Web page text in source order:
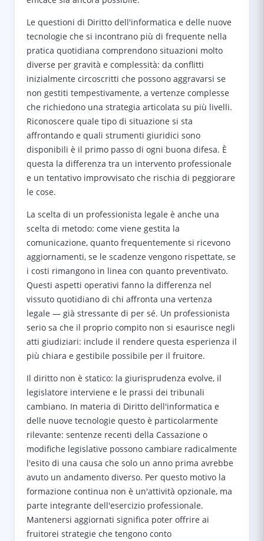
Le questioni di Diritto dell'informatica e delle nuove
tecnologie che si incontrano più di frequente nella
pratica quotidiana comprendono situazioni molto
diverse per gravità e complessità: da conflitti
inizialmente circoscritti che possono aggravarsi se
non gestiti tempestivamente, a vertenze complesse
che richiedono una strategia articolata su più livelli.
Riconoscere quale tipo di situazione si sta
affrontando e quali strumenti giuridici sono
disponibili è il primo passo di ogni buona difesa. È
questa la differenza tra un intervento professionale
e un tentativo improvvisato che rischia di peggiorare
le cose.
La scelta di un professionista legale è anche una
scelta di metodo: come viene gestita la
comunicazione, quanto frequentemente si ricevono
aggiornamenti, se le scadenze vengono rispettate, se
i costi rimangono in linea con quanto preventivato.
Questi aspetti operativi fanno la differenza nel
vissuto quotidiano di chi affronta una vertenza
legale — già stressante di per sé. Un professionista
serio sa che il proprio compito non si esaurisce negli
atti giudiziari: include il rendere questa esperienza il
più chiara e gestibile possibile per il fruitore.
Il diritto non è statico: la giurisprudenza evolve, il
legislatore interviene e le prassi dei tribunali
cambiano. In materia di Diritto dell'informatica e
delle nuove tecnologie questo è particolarmente
rilevante: sentenze recenti della Cassazione o
modifiche legislative possono cambiare radicalmente
l'esito di una causa che solo un anno prima avrebbe
avuto un andamento diverso. Per questo motivo la
formazione continua non è un'attività opzionale, ma
parte integrante dell'esercizio professionale.
Mantenersi aggiornati significa poter offrire ai
fruitorei strategie che tengono conto